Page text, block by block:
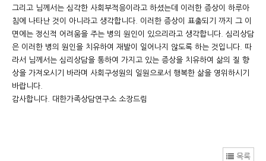
그리고 님께서는 심각한 사회부적응이라고 하셨는데 이러한 증상이 하루아
침에 나타난 것이 아니라고 생각합니다. 이러한 증상이 표출되기 까지 그 이
면에는 정신적 어려움을 주는 병의 원인이 있으리라고 생각합니다. 심리상담
은 이러한 병의 원인을 치유하여 재발이 일어나지 않도록 하는 것입니다. 따
라서 님께서는 심리상담을 통하여 가지고 있는 증상을 치유하여 삶의 질 향
상을 가져오시기 바라며 사회구성원의 일원으로서 행복한 삶을 영위하시기
바랍니다.
감사합니다. 대한가족상담연구소 소장드림
목록